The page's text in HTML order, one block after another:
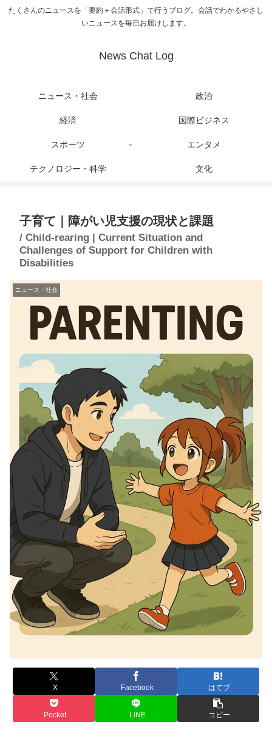
たくさんのニュースを「要約＋会話形式」で行うブログ。会話でわかるやさし
いニュースを毎日お届けします。
News Chat Log
ニュース・社会 政治
経済 国際ビジネス
スポーツ エンタメ
テクノロジー・科学 文化
子育て｜障がい児支援の現状と課題
/ Child-rearing | Current Situation and
Challenges of Support for Children with
Disabilities
ニュース・社会
X Facebook はてブ
Pocket LINE コピー